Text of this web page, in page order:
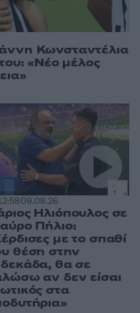
Κωνσταντέλια
«Νέο μέλος
09.08.26
Ηλιόπουλος σε
Πήλιο:
με το σπαθί
θέση στην
θα σε
αν δεν είσαι
στα